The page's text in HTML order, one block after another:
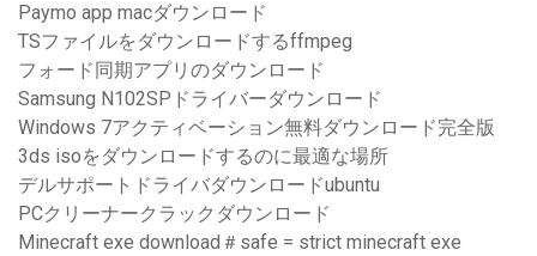
Paymo app macダウンロード
TSファイルをダウンロードするffmpeg
フォード同期アプリのダウンロード
Samsung N102SPドライバーダウンロード
Windows 7アクティベーション無料ダウンロード完全版
3ds isoをダウンロードするのに最適な場所
デルサポートドライバダウンロードubuntu
PCクリーナークラックダウンロード
Minecraft exe download＃safe = strict minecraft exe